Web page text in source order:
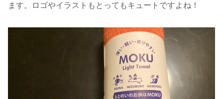
ます。ロゴやイラストもとってもキュートですよね！